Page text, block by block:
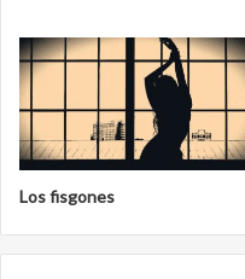
Los fisgones